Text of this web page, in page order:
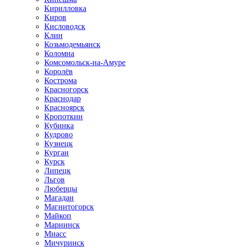
Кирилловка
Киров
Кисловодск
Клин
Козьмодемьянск
Коломна
Комсомольск-на-Амуре
Королёв
Кострома
Красногорск
Краснодар
Красноярск
Кропоткин
Кубинка
Кудрово
Кузнецк
Курган
Курск
Липецк
Льгов
Люберцы
Магадан
Магнитогорск
Майкоп
Мариинск
Миасс
Мичуринск